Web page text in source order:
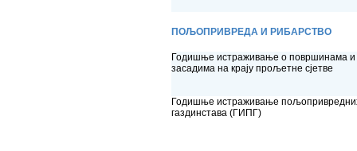
ПОЉОПРИВРЕДА И РИБАРСТВО
Годишње истраживање о површинама и
засадима на крају прољетне сјетве
Годишње истраживање
газдинстава (ГИПГ)